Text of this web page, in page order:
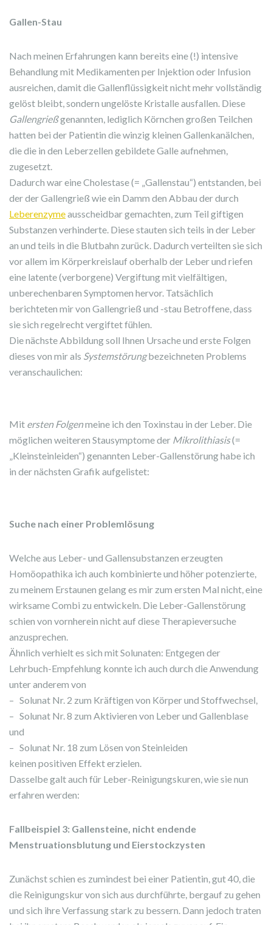
Gallen-Stau
Nach meinen Erfahrungen kann bereits eine (!) intensive
Behandlung mit Medikamenten per Injektion oder Infusion
ausreichen, damit die Gallenflüssigkeit nicht mehr vollständig
gelöst bleibt, sondern ungelöste Kristalle ausfallen. Diese
Gallengrießgenannten, lediglich Körnchen großen Teilchen
hatten bei der Patientin die winzig kleinen Gallenkanälchen,
die die in den Leberzellen gebildete Galle aufnehmen,
zugesetzt.
Dadurch war eine Cholestase (= „Gallenstau“) entstanden, bei
der der Gallengrieß wie ein Damm den Abbau der durch
Leberenzymeausscheidbar gemachten, zum Teil giftigen
Substanzen verhinderte. Diese stauten sich teils in der Leber
an und teils in die Blutbahn zurück. Dadurch verteilten sie sich
vor allem im Körperkreislauf oberhalb der Leber und riefen
eine latente (verborgene) Vergiftung mit vielfältigen,
unberechenbaren Symptomen hervor. Tatsächlich
berichteten mir von Gallengrieß und -stau Betroffene, dass
sie sich regelrecht vergiftet fühlen.
Die nächste Abbildung soll Ihnen Ursache und erste Folgen
dieses von mir als Systemstörungbezeichneten Problems
veranschaulichen:
Mit ersten Folgenmeine ich den Toxinstau in der Leber. Die
möglichen weiteren Stausymptome der Mikrolithiasis(=
„Kleinsteinleiden“) genannten Leber-Gallenstörung habe ich
in der nächsten Grafik aufgelistet:
Suche nach einer Problemlösung
Welche aus Leber- und Gallensubstanzen erzeugten
Homöopathika ich auch kombinierte und höher potenzierte,
zu meinem Erstaunen gelang es mir zum ersten Mal nicht, eine
wirksame Combi zu entwickeln. Die Leber-Gallenstörung
schien von vornherein nicht auf diese Therapieversuche
anzusprechen.
Ähnlich verhielt es sich mit Solunaten: Entgegen der
Lehrbuch-Empfehlung konnte ich auch durch die Anwendung
unter anderem von
– Solunat Nr. 2 zum Kräftigen von Körper und Stoffwechsel,
– Solunat Nr. 8 zum Aktivieren von Leber und Gallenblase
und
– Solunat Nr. 18 zum Lösen von Steinleiden
keinen positiven Effekt erzielen.
Dasselbe galt auch für Leber-Reinigungskuren, wie sie nun
erfahren werden:
Fallbeispiel 3: Gallensteine, nicht endende
Menstruationsblutung und Eierstockzysten
Zunächst schien es zumindest bei einer Patientin, gut 40, die
die Reinigungskur von sich aus durchführte, bergauf zu gehen
und sich ihre Verfassung stark zu bessern. Dann jedoch traten